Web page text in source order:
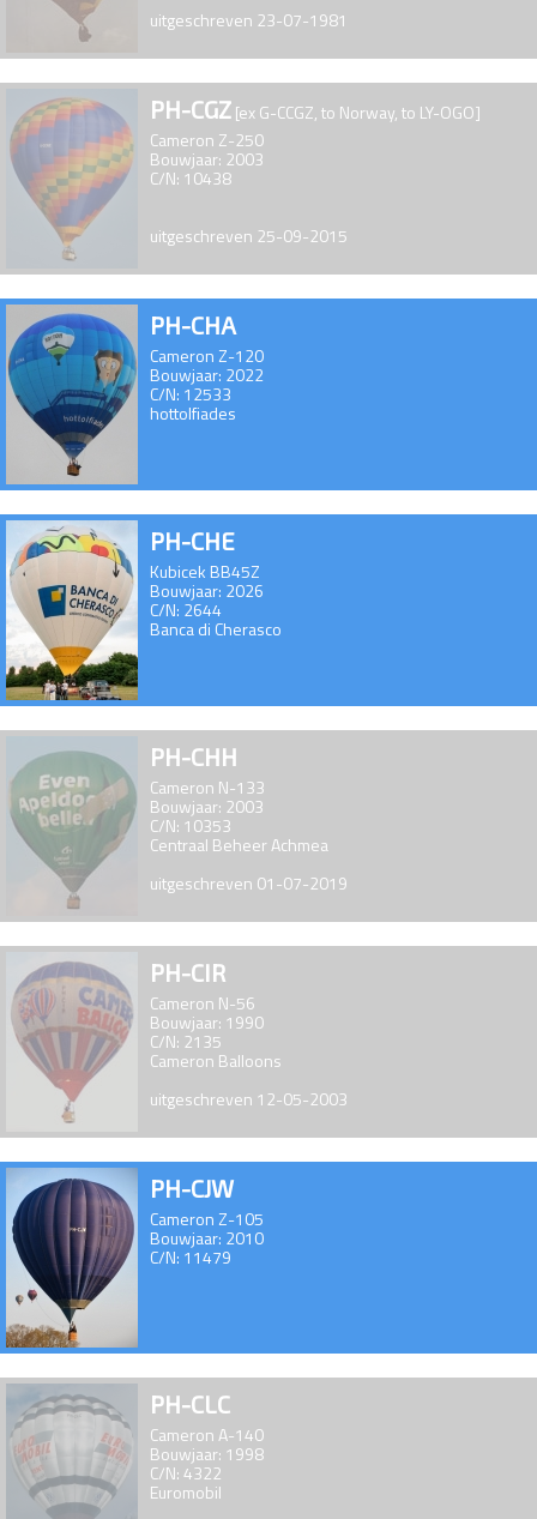
uitgeschreven 23-07-1981
PH-CGZ[ex G-CCGZ, to Norway, to LY-OGO]
Cameron Z-250
Bouwjaar: 2003
C/N: 10438
uitgeschreven 25-09-2015
PH-CHA
Cameron Z-120
Bouwjaar: 2022
C/N: 12533
hottolfiades
PH-CHE
Kubicek BB45Z
Bouwjaar: 2026
C/N: 2644
Banca di Cherasco
PH-CHH
Cameron N-133
Bouwjaar: 2003
C/N: 10353
Centraal Beheer Achmea
uitgeschreven 01-07-2019
PH-CIR
Cameron N-56
Bouwjaar: 1990
C/N: 2135
Cameron Balloons
uitgeschreven 12-05-2003
PH-CJW
Cameron Z-105
Bouwjaar: 2010
C/N: 11479
PH-CLC
Cameron A-140
Bouwjaar: 1998
C/N: 4322
Euromobil